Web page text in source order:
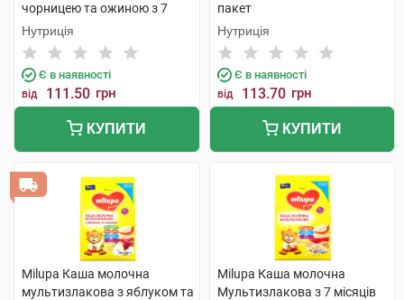
чорницею та ожиною з 7
місяців 170 г 1 пакет
Нутриція
Є в наявності
від 111.50 грн
КУПИТИ
пакет
Нутриція
Є в наявності
від 113.70 грн
КУПИТИ
Milupa Каша молочна
мультизлакова з яблуком та
Milupa Каша молочна
Мультизлакова з 7 місяців